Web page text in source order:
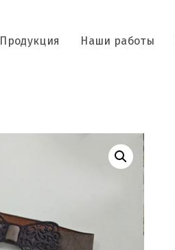
Продукция Наши работы